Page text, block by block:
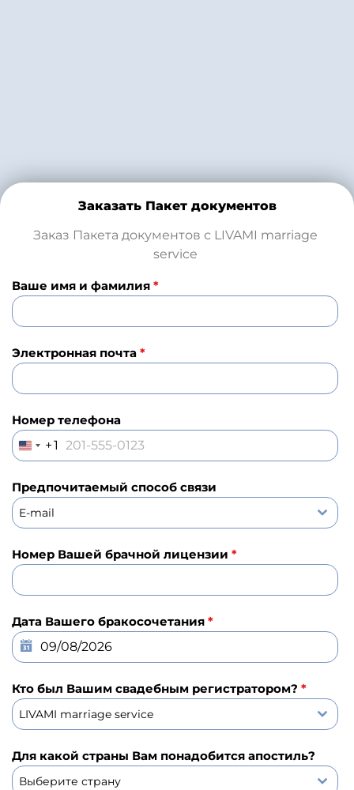
Заказать Пакет документов
Заказ Пакета документов с LIVAMI marriage
service
Ваше имя и фамилия *
Электронная почта *
Номер телефона
U
I
T
E
S
T
E
S
1
+1
Предпочитаемый способ связи
E-mail
Номер Вашей брачной лицензии *
Дата Вашего бракосочетания *
Кто был Вашим свадебным регистратором? *
LIVAMI marriage service
Для какой страны Вам понадобится апостиль?
Выберите страну